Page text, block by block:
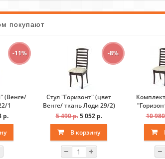
покупают
-11%
(Венге/
1
р.
-8%
Стул "Горизонт" (цвет
Венге/ ткань Лоди 29/2)
5 490 р. 5 052 р.
В корзину
10